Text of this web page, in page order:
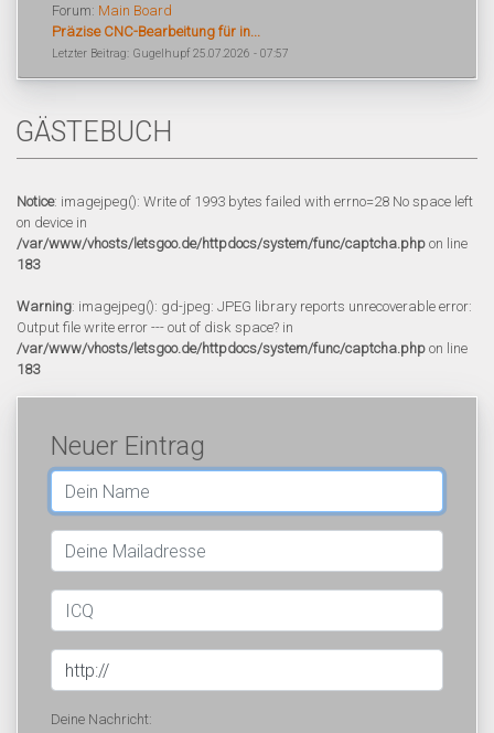
Forum: Main Board
Präzise CNC-Bearbeitung für in...
Letzter Beitrag: Gugelhupf 25.07.2026 - 07:57
GÄSTEBUCH
Notice: imagejpeg(): Write of 1993 bytes failed with errno=28 No space left
on device in
/var/www/vhosts/letsgoo.de/httpdocs/system/func/captcha.php on line
183
Warning: imagejpeg(): gd-jpeg: JPEG library reports unrecoverable error:
Output file write error --- out of disk space? in
/var/www/vhosts/letsgoo.de/httpdocs/system/func/captcha.php on line
183
Neuer Eintrag
Deine Nachricht: